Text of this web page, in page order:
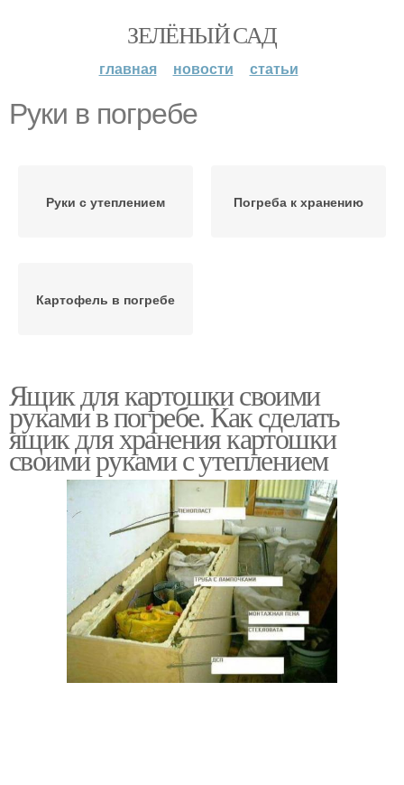
ЗЕЛЁНЫЙ САД
главная новости статьи
Руки в погребе
Руки с утеплением Погреба к хранению
Картофель в погребе
Ящик для картошки своими
руками в погребе. Как сделать
ящик для хранения картошки
своими руками с утеплением